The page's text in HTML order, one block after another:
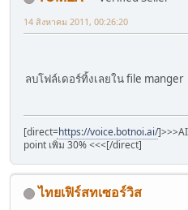
14 สิงหาคม 2011, 00:26:20
ลบโฟล์เดอร์ทิ้งเลยใน file manger
[direct=https://voice.botnoi.ai/
point เพิ่ม 30% <<<[/direct]
ไทยเฟิร์สทเซอร์วิส